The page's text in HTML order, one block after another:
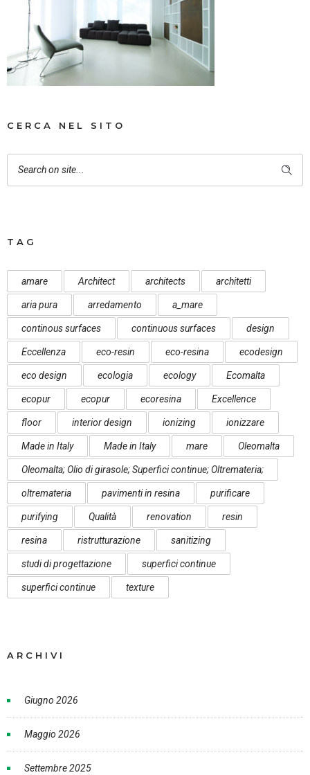
CERCA NEL SITO
TAG
amare Architect architects architetti
aria pura arredamento a_mare
continous surfaces continuous surfaces design
Eccellenza eco-resin eco-resina ecodesign
eco design ecologia ecology Ecomalta
ecopur ecopur ecoresina Excellence
floor interior design ionizing ionizzare
Made in Italy Made in Italy mare Oleomalta
Oleomalta; Olio di girasole; Superfici continue; Oltremateria;
oltremateria pavimenti in resina purificare
purifying Qualità renovation resin
resina ristrutturazione sanitizing
studi di progettazione superfici continue
superfici continue texture
ARCHIVI
Giugno 2026
Maggio 2026
Settembre 2025